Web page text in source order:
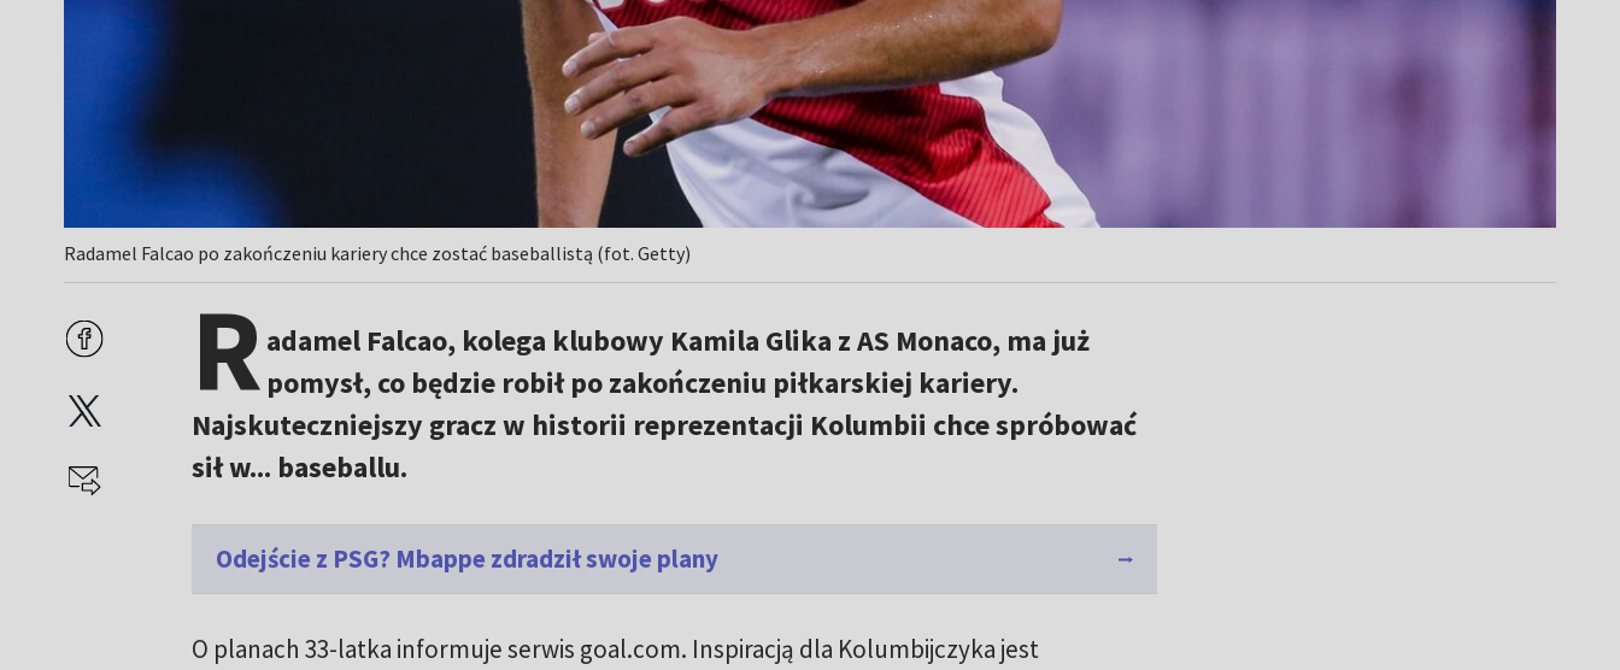
Radamel Falcao po zakończeniu kariery chce zostać baseballistą (fot. Getty)
Radamel Falcao, kolega klubowy Kamila Glika z AS Monaco, ma już
pomysł, co będzie robił po zakończeniu piłkarskiej kariery.
Najskuteczniejszy gracz w historii reprezentacji Kolumbii chce spróbować
sił w... baseballu.
Odejście z PSG? Mbappe zdradził swoje plany
O planach 33-latka informuje serwis goal.com. Inspiracją dla Kolumbijczyka jest